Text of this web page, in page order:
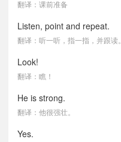
翻译：课前准备
Listen, point and repeat.
翻译：听一听，指一指，并跟读。
Look!
翻译：瞧！
He is strong.
翻译：他很强壮。
Yes.